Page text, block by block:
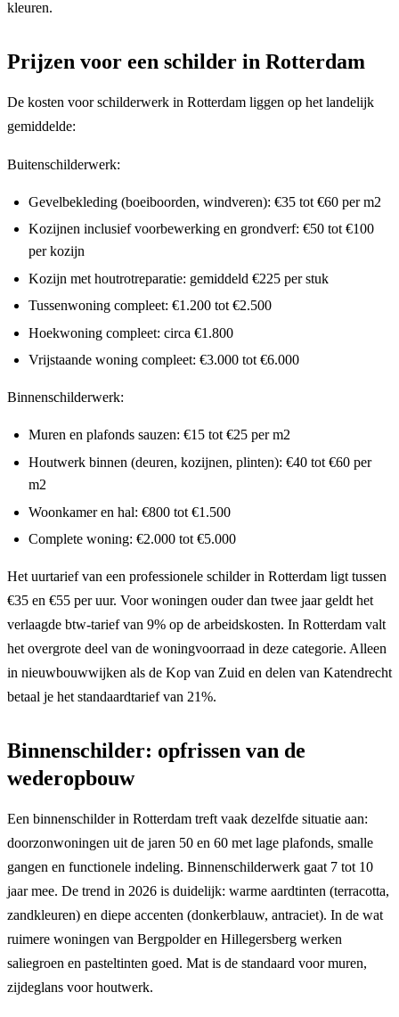
kleuren.
Prijzen voor een schilder in Rotterdam
De kosten voor schilderwerk in Rotterdam liggen op het landelijk
gemiddelde:
Buitenschilderwerk:
Gevelbekleding (boeiboorden, windveren): €35 tot €60 per m2
Kozijnen inclusief voorbewerking en grondverf: €50 tot €100
per kozijn
Kozijn met houtrotreparatie: gemiddeld €225 per stuk
Tussenwoning compleet: €1.200 tot €2.500
Hoekwoning compleet: circa €1.800
Vrijstaande woning compleet: €3.000 tot €6.000
Binnenschilderwerk:
Muren en plafonds sauzen: €15 tot €25 per m2
Houtwerk binnen (deuren, kozijnen, plinten): €40 tot €60 per
m2
Woonkamer en hal: €800 tot €1.500
Complete woning: €2.000 tot €5.000
Het uurtarief van een professionele schilder in Rotterdam ligt tussen
€35 en €55 per uur. Voor woningen ouder dan twee jaar geldt het
verlaagde btw-tarief van 9% op de arbeidskosten. In Rotterdam valt
het overgrote deel van de woningvoorraad in deze categorie. Alleen
in nieuwbouwwijken als de Kop van Zuid en delen van Katendrecht
betaal je het standaardtarief van 21%.
Binnenschilder: opfrissen van de
wederopbouw
Een binnenschilder in Rotterdam treft vaak dezelfde situatie aan:
doorzonwoningen uit de jaren 50 en 60 met lage plafonds, smalle
gangen en functionele indeling. Binnenschilderwerk gaat 7 tot 10
jaar mee. De trend in 2026 is duidelijk: warme aardtinten (terracotta,
zandkleuren) en diepe accenten (donkerblauw, antraciet). In de wat
ruimere woningen van Bergpolder en Hillegersberg werken
saliegroen en pasteltinten goed. Mat is de standaard voor muren,
zijdeglans voor houtwerk.